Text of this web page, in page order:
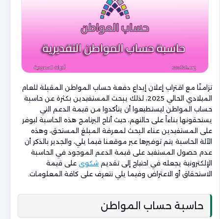
تزامنًا مع اقتراب إعلان إيداع دفعة حساب المواطن المقبلة للعام
الميلادي الحالي 2025، لذلك يبحث المستفيدين بكثرة عن حاسبة
حساب المواطن ليستطيعوا أن يتأكدوا من قيمة الدعم التي
يستحقونها بناءاً على حالتهم، حيث أتاح البرنامج هذه الحاسبة ليوفر
على المستفيدين عناء البحث لمعرفة المبلغ المستحق، وهذه
الآلة الحاسبة يتم توفيرها عبر موقعنا فيما يلي، والجدير بالذكر أن
عدم حصول المستفيد على قيمة الدعم الموجود في الحاسبة
الإلكترونية يجعله في احتياج إلى تقديم شكوى على قيمة
الاستحقاق أو الاعتراض وفيما يلي نتعرف على كافة المعلومات.
حاسبة حساب المواطن